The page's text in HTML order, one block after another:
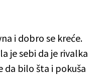
i dobro se kreće.
je sebi da je rivalka
da bilo šta i pokuša